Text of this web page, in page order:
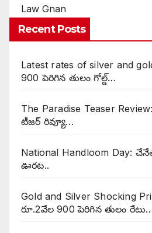
Law Gnan
Recent Posts
Latest rates of silver and
900 పెరిగిన తులం గోల్డ్…
The Paradise Teaser
టీజర్ రివ్యూ…
National Handloom Day:
ఊరట..
Gold and Silver Shocking
రూ.2వేల 900 పెరిగిన తులం